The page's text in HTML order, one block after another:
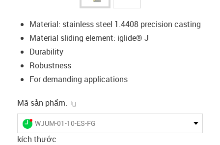
Material: stainless steel 1.4408 precision casting
Material sliding element: iglide® J
Durability
Robustness
For demanding applications
Mã sản phẩm.
igus-icon-lieferzeit-dot
WJUM-01-10-ES-FG
kích thước